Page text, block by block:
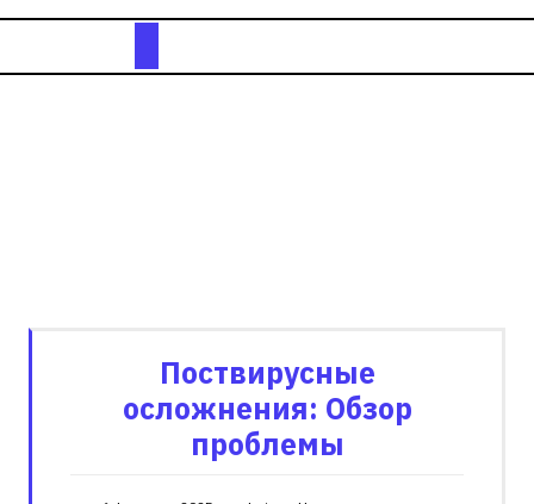
Кнопка
Поствирусные
осложнения: Обзор
проблемы